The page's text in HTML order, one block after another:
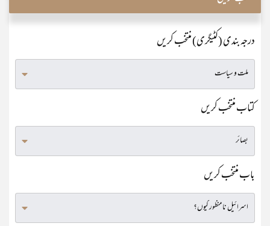
درجہ بندی (کٹیگری) منتخب کریں
کتاب منتخب کریں
باب منتخب کریں